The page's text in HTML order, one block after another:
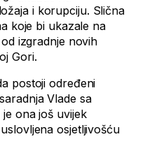
i korupciju. Slična
koje bi ukazale na
izgradnje novih
Gori.
postoji određeni
Vlade sa
ona još uvijek
osjetljivošću